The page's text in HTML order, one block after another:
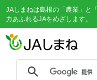
JAしまねは島根の「農業」と
力あふれるJAをめざします。